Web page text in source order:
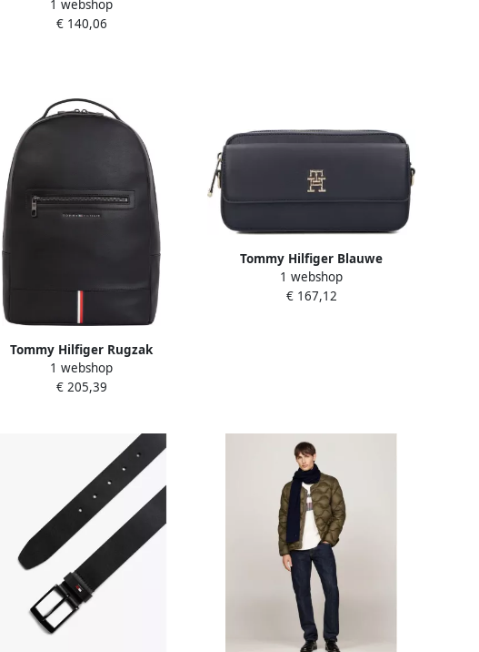
streepmotief model 'TRAVEL'
1 webshop
€ 140,06
Tommy Hilfiger Rugzak
Polyethyleen rugzak met
verstelbare riemen en
1 webshop
€ 205,39
Tommy Hilfiger Blauwe
Polyethyleen Dames Schoudertas
Blue Dames
1 webshop
€ 167,12